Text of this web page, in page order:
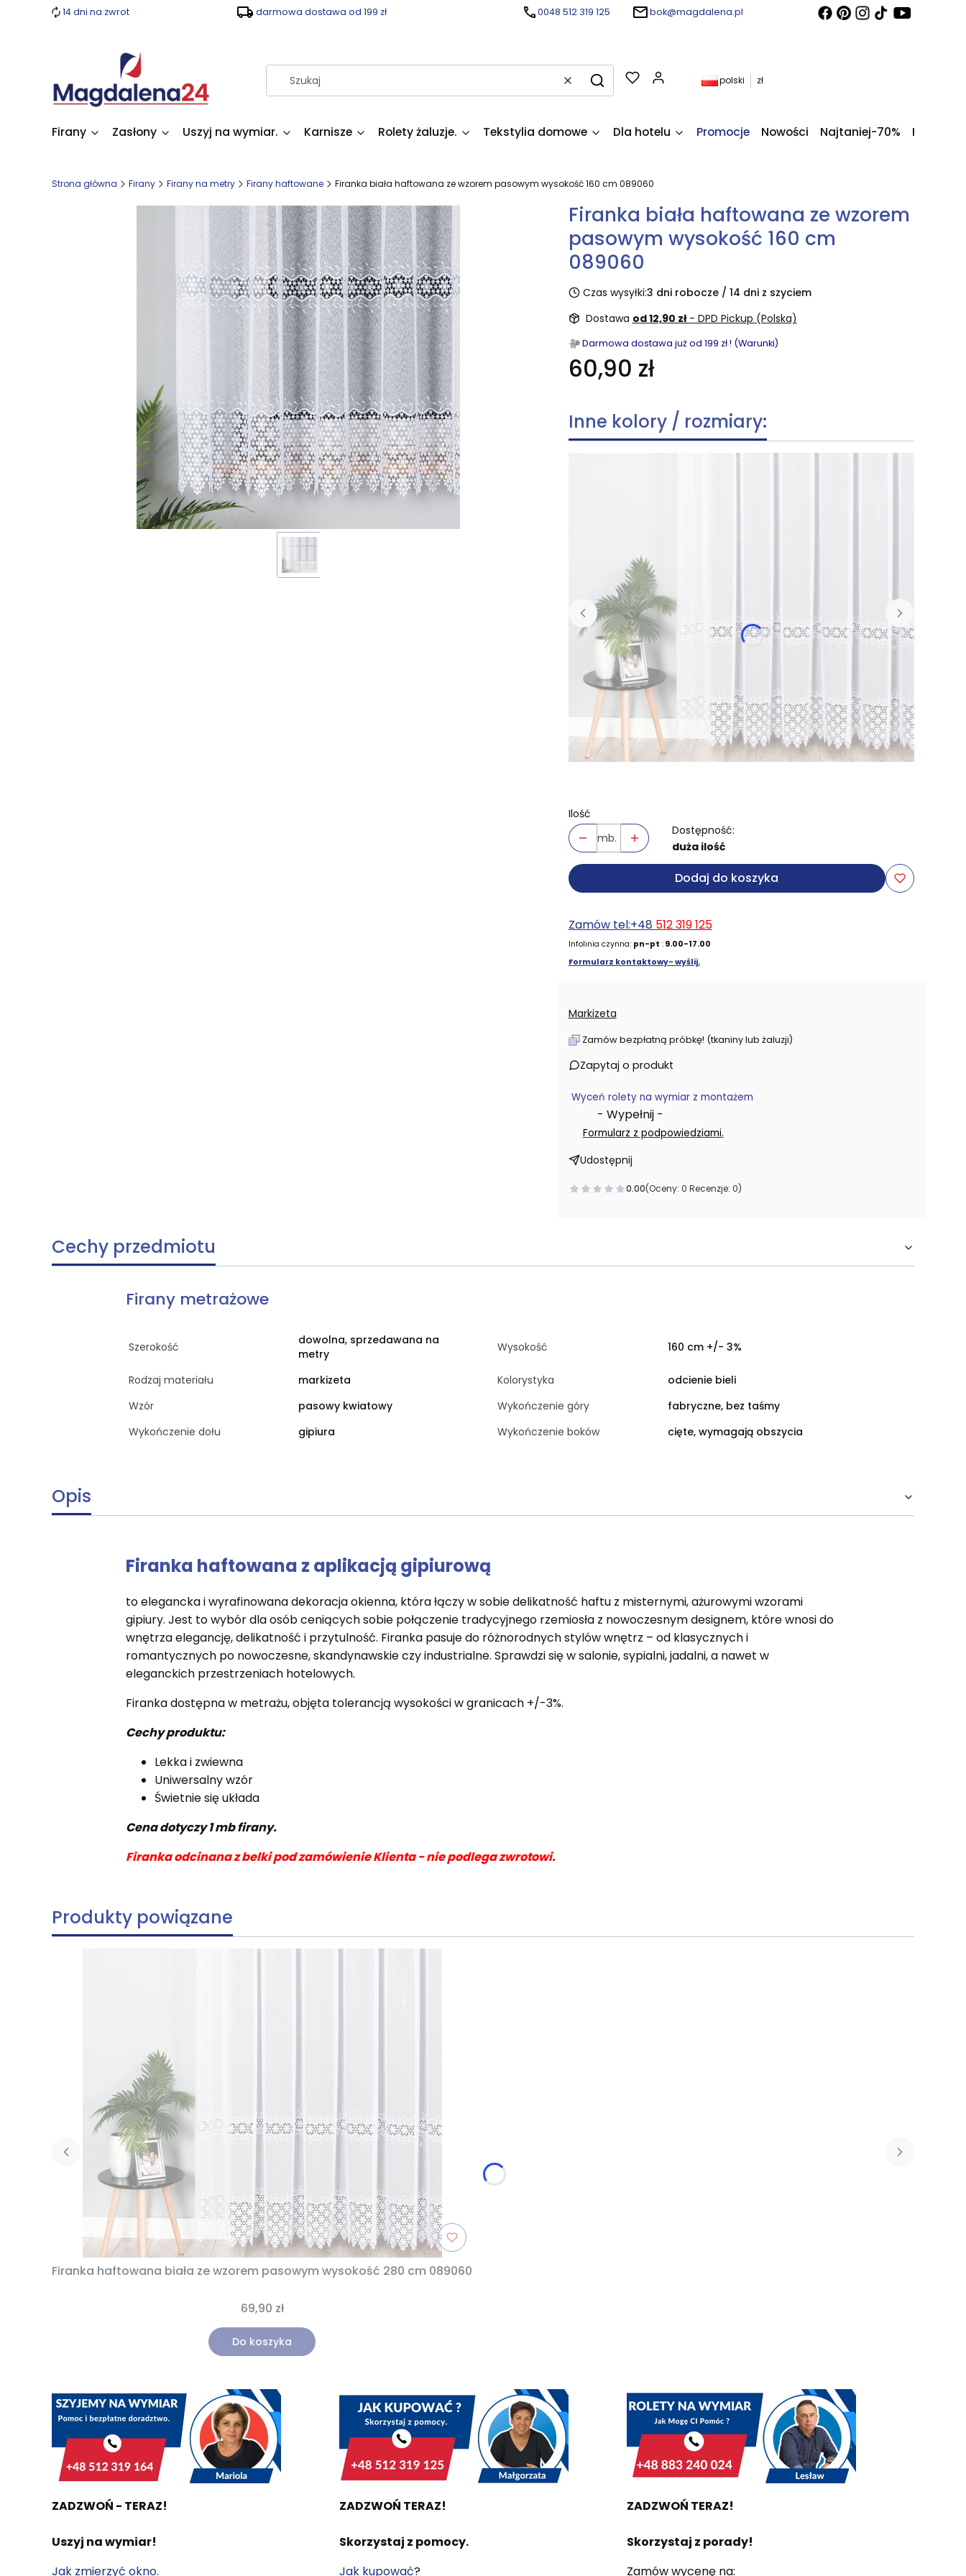
14 dni na zwrot darmowa dostawa od 199 zł 0048 512 319 125 bok@magdalena.pl
WyczyśćSzukaj
Produkty w koszyku: 0. Zobacz szczegóły
polski zł
Firany Zasłony Uszyj na wymiar. Karnisze Rolety żaluzje. Tekstylia domowe Dla hotelu Promocje Nowości Najtaniej-70% Kupony
Strona główna Firany Firany na metry Firany haftowane Firanka biała haftowana ze wzorem pasowym wysokość 160 cm 089060
Firanka biała haftowana ze wzorem
pasowym wysokość 160 cm
089060
Czas wysyłki:3 dni robocze / 14 dni z szyciem
Dostawa od 12,90 zł - DPD Pickup (Polska)
Darmowa dostawa już od 199 zł ! (Warunki)
60,90 zł
Inne kolory / rozmiary:
Ilość
mb.
Dostępność:
duża ilość
Dodaj do koszyka
Zamów tel:+48 512 319 125
Infolinia czynna: pn-pt :9.00-17.00
Formularz kontaktowy- wyślij.
Markizeta
Zamów bezpłatną próbkę! (tkaniny lub żaluzji)
Zapytaj o produkt
Wyceń rolety na wymiar z montażem
- Wypełnij -
Formularz z podpowiedziami.
Udostępnij
0.00(Oceny: 0 Recenzje: 0)
Cechy przedmiotu
Firany metrażowe
Szerokość
dowolna, sprzedawana na
metry
Wysokość 160 cm +/- 3%
Rodzaj materiału markizeta Kolorystyka
odcienie bieli
Wzór
pasowy kwiatowy Wykończenie góry
fabryczne, bez taśmy
Wykończenie dołu
gipiura Wykończenie boków cięte, wymagają obszycia
Opis
Firanka haftowana z aplikacją gipiurową
to elegancka i wyrafinowana dekoracja okienna, która łączy w sobie delikatność haftu z misternymi, ażurowymi wzorami
gipiury. Jest to wybór dla osób ceniących sobie połączenie tradycyjnego rzemiosła z nowoczesnym designem, które wnosi do
wnętrza elegancję, delikatność i przytulność. Firanka pasuje do różnorodnych stylów wnętrz – od klasycznych i
romantycznych po nowoczesne, skandynawskie czy industrialne. Sprawdzi się w salonie, sypialni, jadalni, a nawet w
eleganckich przestrzeniach hotelowych.
Firanka dostępna w metrażu, objęta tolerancją wysokości w granicach +/-3%.
Cechy produktu:
Lekka i zwiewna
Uniwersalny wzór
Świetnie się układa
Cena dotyczy 1 mb firany.
Firanka odcinana z belki pod zamówienie Klienta - nie podlega zwrotowi.
Produkty powiązane
Firanka haftowana biała ze wzorem pasowym wysokość 280 cm 089060
69,90 zł
Do koszyka
ZADZWOŃ - TERAZ!
Uszyj na wymiar!
Jak zmierzyć okno.
ZADZWOŃ TERAZ!
Skorzystaj z pomocy.
Jak kupować?
ZADZWOŃ TERAZ!
Skorzystaj z porady!
Zamów wycenę na: